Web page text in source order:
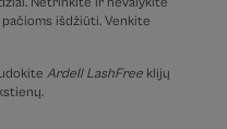
išdžiūti. Venkite
Ardell LashFree klijų